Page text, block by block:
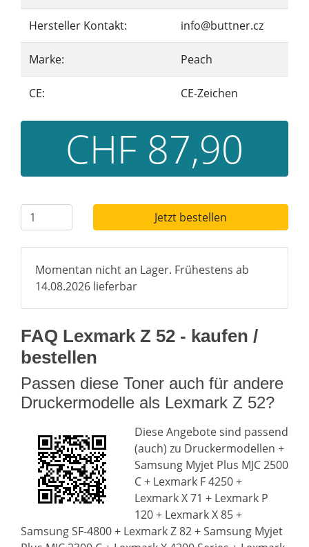
Hersteller Kontakt: info@buttner.cz
Marke: Peach
CE: CE-Zeichen
CHF 87,90
Jetzt bestellen
Momentan nicht an Lager. Frühestens ab
14.08.2026 lieferbar
FAQ Lexmark Z 52 - kaufen /
bestellen
Passen diese Toner auch für andere
Druckermodelle als Lexmark Z 52?
Diese Angebote sind passend
(auch) zu Druckermodellen +
Samsung Myjet Plus MJC 2500
C + Lexmark F 4250 +
Lexmark X 71 + Lexmark P
120 + Lexmark X 85 +
Samsung SF-4800 + Lexmark Z 82 + Samsung Myjet